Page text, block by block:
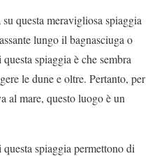
questa meravigliosa spiaggia
lungo il bagnasciuga o
spiaggia è che sembra
le dune e oltre. Pertanto, per
al mare, questo luogo è un
spiaggia permettono di